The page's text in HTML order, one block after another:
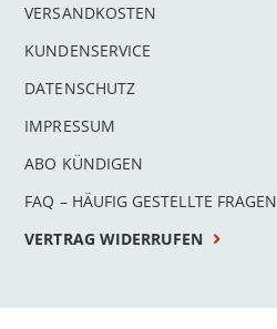
VERSANDKOSTEN
KUNDENSERVICE
DATENSCHUTZ
IMPRESSUM
ABO KÜNDIGEN
FAQ – HÄUFIG GESTELLTE FRAGEN
VERTRAG WIDERRUFEN